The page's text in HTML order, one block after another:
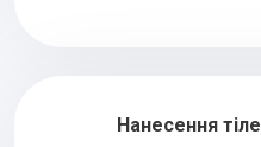
Нанесення